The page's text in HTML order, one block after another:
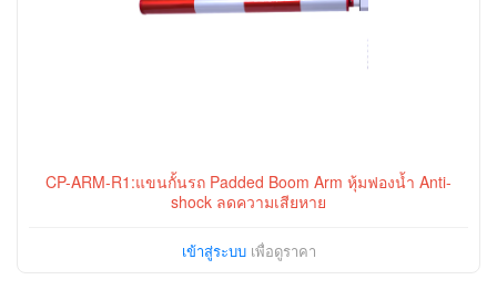
CP-ARM-R1:แขนกั้นรถ Padded Boom Arm หุ้มฟองน้ำ Anti-
shock ลดความเสียหาย
เข้าสู่ระบบเพื่อดูราคา